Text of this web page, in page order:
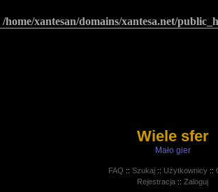
/home/xantesan/domains/xantesa.net/
Wiele sfer
Mało gier
FAQ :: Szukaj:: Użytkownicy::
Rejestracja :: Zaloguj